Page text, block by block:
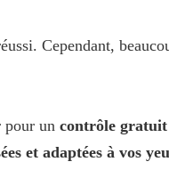
Cependant,
pour un contrôle
et adaptées à vos